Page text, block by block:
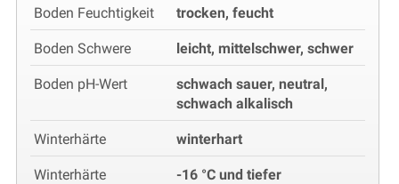
Boden Feuchtigkeit trocken, feucht
Boden Schwere leicht, mittelschwer, schwer
Boden pH-Wert
schwach sauer, neutral,
schwach alkalisch
Winterhärte winterhart
Winterhärte
-16 °C und tiefer